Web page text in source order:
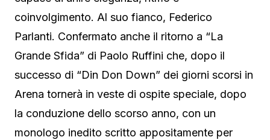
coinvolgimento. Al suo fianco, Federico
Parlanti. Confermato anche il ritorno a “La
Grande Sfida” di Paolo Ruffini che, dopo il
successo di “Din Don Down” dei giorni scorsi in
Arena tornerà in veste di ospite speciale, dopo
la conduzione dello scorso anno, con un
monologo inedito scritto appositamente per